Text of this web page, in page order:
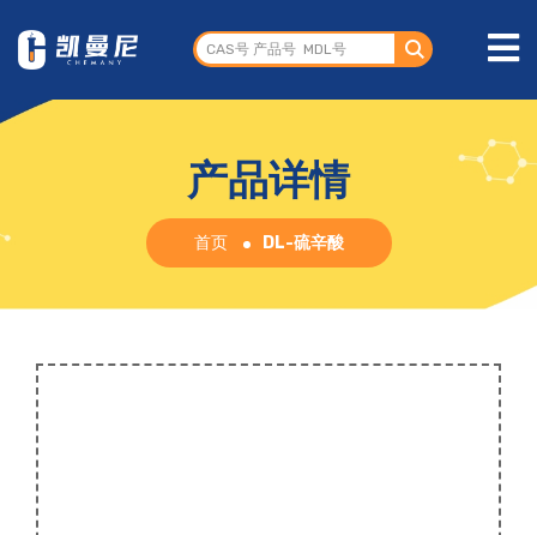
产品详情
首页 DL-硫辛酸